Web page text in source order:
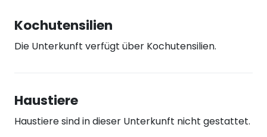
Kochutensilien
Die Unterkunft verfügt über Kochutensilien.
Haustiere
Haustiere sind in dieser Unterkunft nicht gestattet.